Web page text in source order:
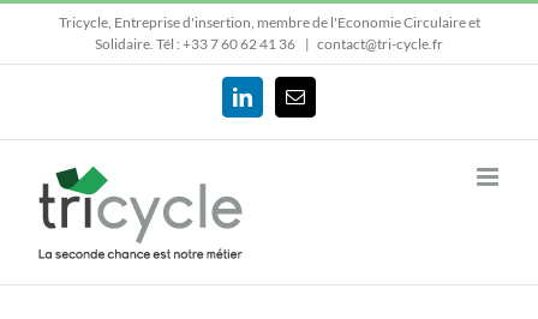
contenu
Tricycle, Entreprise d'insertion, membre de l'Economie Circulaire et
Solidaire. Tél : +33 7 60 62 41 36 | contact@tri-cycle.fr
LinkedInEmail